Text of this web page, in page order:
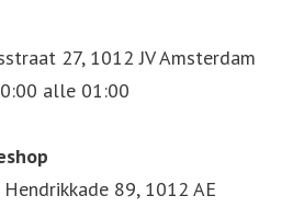
27, 1012 JV Amsterdam
alle 01:00
89, 1012 AE